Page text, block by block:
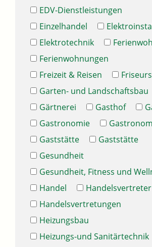
EDV-Dienstleistungen
Einzelhandel
Elektrotechnik
Ferienwohnungen
Freizeit & Reisen
Garten- und Landschaftsbau
Gärtnerei
Gasthof
Gastronomie
Gaststätte
Gaststätte
Gesundheit
Gesundheit, Fitness und
Handel
Handelsvertreter
Handelsvertretungen
Heizungsbau
Heizungs-und Sanitärtechnik